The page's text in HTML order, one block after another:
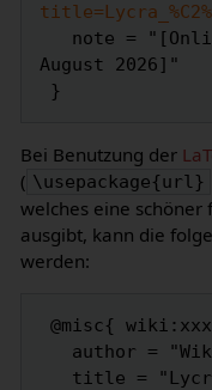
August 2026]"
Bei Benutzung der
( \usepackage{url}
welches eine
ausgibt, kann die
werden:
@misc{ wiki:xxx,